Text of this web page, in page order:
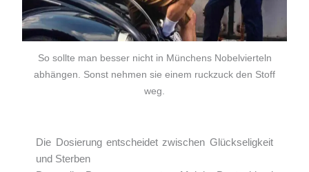
So sollte man besser nicht in Münchens Nobelvierteln
abhängen. Sonst nehmen sie einem ruckzuck den Stoff
weg.
Die Dosierung entscheidet zwischen Glückseligkeit
und Sterben